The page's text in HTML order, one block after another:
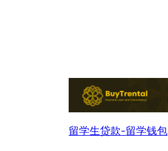
留学生贷款-留学钱包